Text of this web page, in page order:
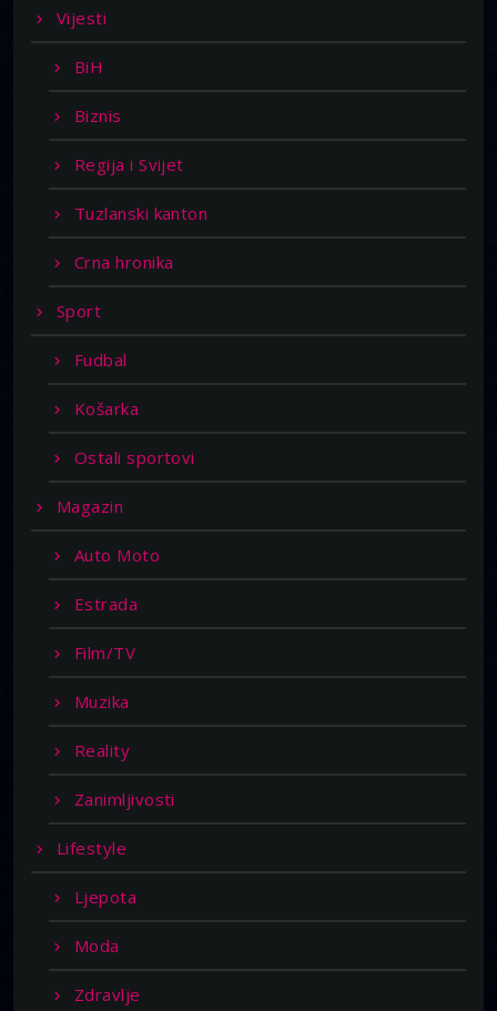
Vijesti
BiH
Biznis
Regija i Svijet
Tuzlanski kanton
Crna hronika
Sport
Fudbal
Košarka
Ostali sportovi
Magazin
Auto Moto
Estrada
Film/TV
Muzika
Reality
Zanimljivosti
Lifestyle
Ljepota
Moda
Zdravlje